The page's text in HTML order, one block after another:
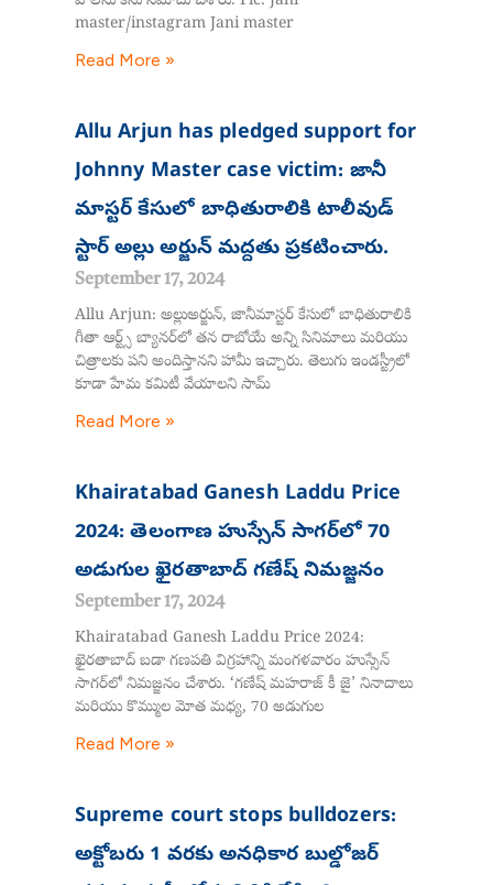
master/instagram Jani master
Read More »
Allu Arjun has pledged support for
Johnny Master case victim: జానీ
మాస్టర్ కేసులో బాధితురాలికి టాలీవుడ్
స్టార్ అల్లు అర్జున్ మద్దతు ప్రకటించారు.
September 17, 2024
Allu Arjun: అల్లుఅర్జున్, జానీమాస్టర్ కేసులో బాధితురాలికి
గీతా ఆర్ట్స్ బ్యానర్‌లో తన రాబోయే అన్ని సినిమాలు మరియు
చిత్రాలకు పని అందిస్తానని హామీ ఇచ్చారు. తెలుగు ఇండస్ట్రీలో
కూడా హేమ కమిటీ వేయాలని సామ్
Read More »
Khairatabad Ganesh Laddu Price
2024: తెలంగాణ హుస్సేన్ సాగర్‌లో 70
అడుగుల ఖైరతాబాద్ గణేష్ నిమజ్జనం
September 17, 2024
Khairatabad Ganesh Laddu Price 2024:
ఖైరతాబాద్ బడా గణపతి విగ్రహాన్ని మంగళవారం హుస్సేన్
సాగర్‌లో నిమజ్జనం చేశారు. ‘గణేష్ మహరాజ్ కీ జై’ నినాదాలు
మరియు కొమ్ముల మోత మధ్య, 70 అడుగుల
Read More »
Supreme court stops bulldozers:
అక్టోబరు 1 వరకు అనధికార బుల్డోజర్